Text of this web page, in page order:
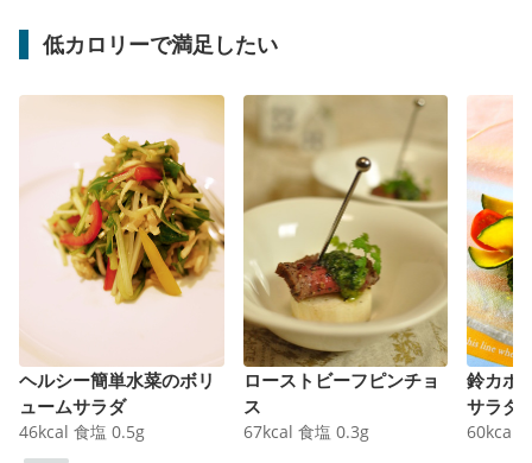
低カロリーで満足したい
ヘルシー簡単水菜のボリ
ュームサラダ
46kcal 食塩 0.5g
ローストビーフピンチョ
ス
67kcal 食塩 0.3g
鈴カボ
サラダ
60kcal